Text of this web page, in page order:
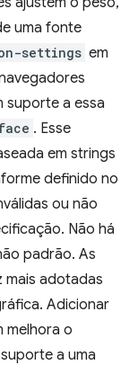
uma fonte
settings em
suporte a essa
. Esse
em strings
definido no
ou não
Não há
padrão. As
mais adotadas
Adicionar
melhora o
a uma